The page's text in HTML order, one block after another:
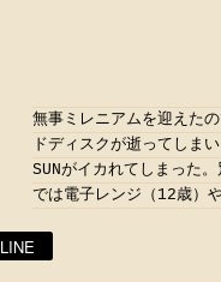
無事ミレニアムを迎えた
ドディスクが逝ってしま
SUNがイカれてしまった
では電子レンジ（12歳）
LINE